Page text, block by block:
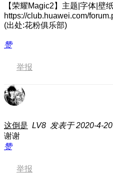
【荣耀Magic2】主题|字体|壁
https://club.huawei.com/
(出处:花粉俱乐部)
赞
举报
这倒是 LV8 发表于 2020-4-
谢谢
赞
举报